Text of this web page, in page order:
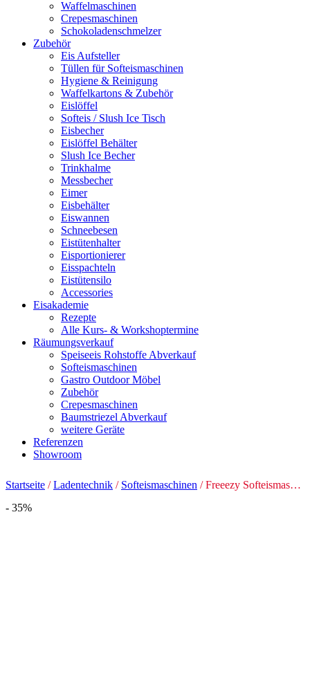
Waffelmaschinen
Crepesmaschinen
Schokoladenschmelzer
Zubehör
Eis Aufsteller
Tüllen für Softeismaschinen
Hygiene & Reinigung
Waffelkartons & Zubehör
Eislöffel
Softeis / Slush Ice Tisch
Eisbecher
Eislöffel Behälter
Slush Ice Becher
Trinkhalme
Messbecher
Eimer
Eisbehälter
Eiswannen
Schneebesen
Eistütenhalter
Eisportionierer
Eisspachteln
Eistütensilo
Accessories
Eisakademie
Rezepte
Alle Kurs- & Workshoptermine
Räumungsverkauf
Speiseeis Rohstoffe Abverkauf
Softeismaschinen
Gastro Outdoor Möbel
Zubehör
Crepesmaschinen
Baumstriezel Abverkauf
weitere Geräte
Referenzen
Showroom
Startseite /Ladentechnik / Softeismaschinen / Freeezy Softeismaschine BSB 36 Blau
- 35%